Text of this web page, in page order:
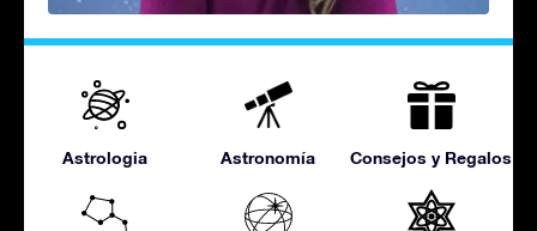
Astrologia Astronomía Consejos y Regalos